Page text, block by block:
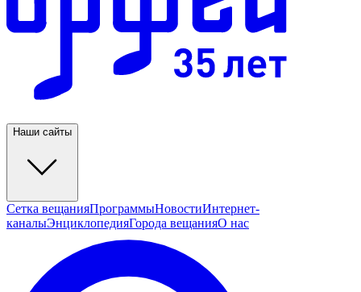
Наши сайты
Сетка вещанияПрограммыНовостиИнтернет-
каналыЭнциклопедияГорода вещанияО нас